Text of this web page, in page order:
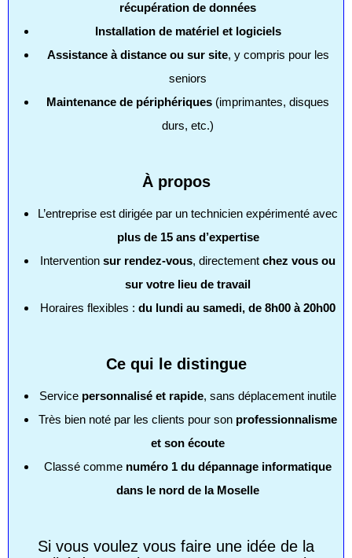
récupération de données
Installation de matériel et logiciels
Assistance à distance ou sur site, y compris pour les
seniors
Maintenance de périphériques (imprimantes, disques
durs, etc.)
À propos
L’entreprise est dirigée par un technicien expérimenté avec
plus de 15 ans d’expertise
Intervention sur rendez-vous, directement chez vous ou
sur votre lieu de travail
Horaires flexibles : du lundi au samedi, de 8h00 à 20h00
Ce qui le distingue
Service personnalisé et rapide, sans déplacement inutile
Très bien noté par les clients pour son professionnalisme
et son écoute
Classé comme numéro 1 du dépannage informatique
dans le nord de la Moselle
Si vous voulez vous faire une idée de la